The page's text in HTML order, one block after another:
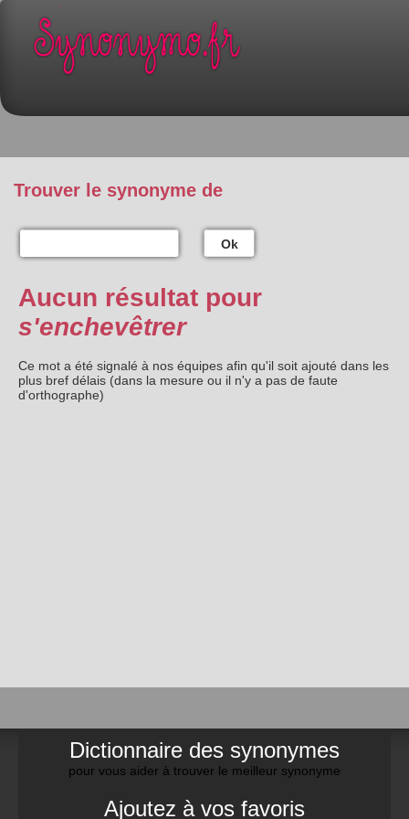
Trouver le synonyme de
Ok
Aucun résultat pour
s'enchevêtrer
Ce mot a été signalé à nos équipes afin qu'il soit ajouté dans les
plus bref délais (dans la mesure ou il n'y a pas de faute
d'orthographe)
Dictionnaire des synonymes
pour vous aider à trouver le meilleur synonyme
Ajoutez à vos favoris